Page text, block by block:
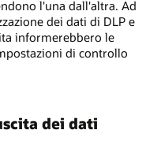
l'una dall'altra. Ad
dei dati di DLP e
informerebbero le
di controllo
dei dati